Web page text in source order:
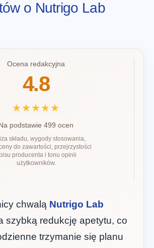
o Nutrigo Lab
Ocena redakcyjna
4.8
★★★★★
podstawie 499 ocen
składu, wygody stosowania,
do zawartości, przejrzystości
producenta i tonu opinii
użytkowników.
chwalą Nutrigo Lab
szybką redukcję apetytu, co
trzymanie się planu